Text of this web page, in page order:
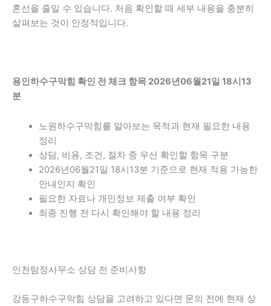
혼선을 줄일 수 있습니다. 처음 확인할 때 세부 내용을 충분히
살펴보는 것이 안정적입니다.
용인하수구막힘 확인 전 체크 항목 2026년06월21일 18시13
분
노원하수구막힘를 알아보는 목적과 현재 필요한 내용
정리
상담, 비용, 조건, 절차 중 우선 확인할 항목 구분
2026년06월21일 18시13분 기준으로 현재 적용 가능한
안내인지 확인
필요한 자료나 개인정보 제출 여부 확인
최종 진행 전 다시 확인해야 할 내용 정리
인천탐정사무소 상담 전 준비사항
강동구하수구막힘 상담을 고려하고 있다면 문의 전에 현재 상